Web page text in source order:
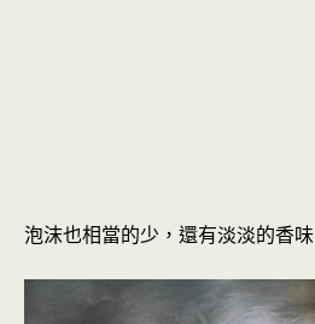
泡沫也相當的少，還有淡淡的香味